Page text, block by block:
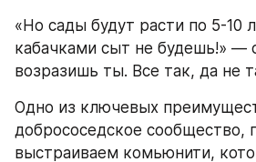
«Но сады будут расти по 5-10
кабачками сыт не будешь!» —
возразишь ты. Все так, да не
Одно из ключевых
добрососедское
выстраиваем комьюнити,